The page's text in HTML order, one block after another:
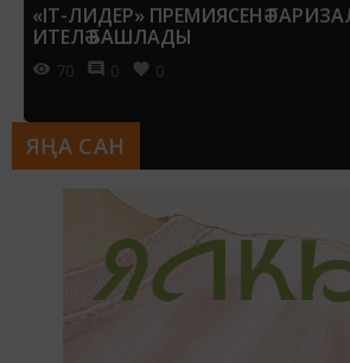
«IT-ЛИДЕР» ПРЕМИЯСЕНӘ
ИТЕЛӘ БАШЛАДЫ
70 0 0
ЯҢА САН